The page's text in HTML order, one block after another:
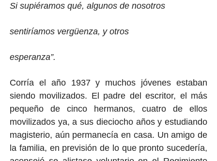
Si supiéramos qué, algunos de nosotros
sentiríamos vergüenza, y otros
esperanza”.
Corría el año 1937 y muchos jóvenes estaban
siendo movilizados. El padre del escritor, el más
pequeño de cinco hermanos, cuatro de ellos
movilizados ya, a sus dieciocho años y estudiando
magisterio, aún permanecía en casa. Un amigo de
la familia, en previsión de lo que pronto sucedería,